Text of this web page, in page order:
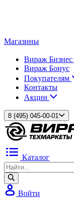
Магазины
Вираж Бизнес
Вираж Бонус
Покупателям
Контакты
Акции
8 (495) 045-00-01
Каталог
Войти